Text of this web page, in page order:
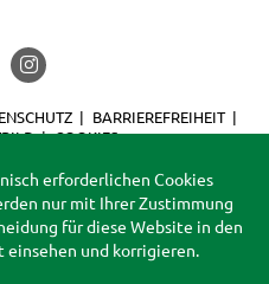
BARRIEREFREIHEIT
COOKIES
erforderlichen Cookies
nur mit Ihrer Zustimmung
für diese Website in den
einsehen und korrigieren.